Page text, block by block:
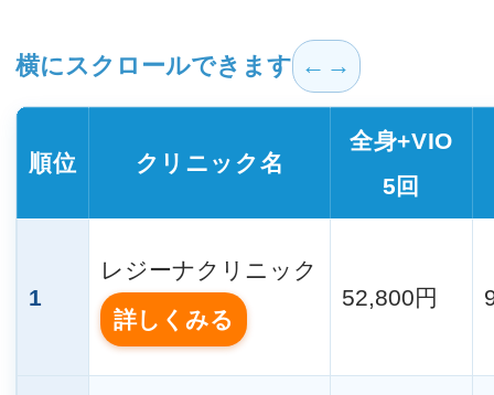
横にスクロールできます
順位 クリニック名
全身+VIO
5回
1
レジーナクリニック
詳しくみる
52,800円